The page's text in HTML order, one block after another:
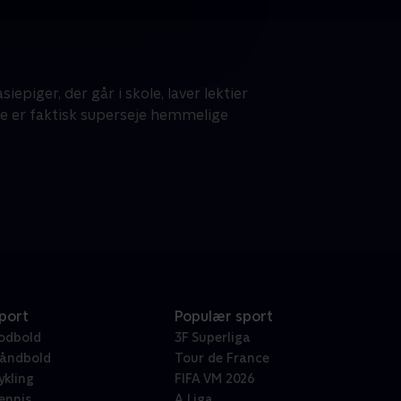
der går i skole, laver lektier
er faktisk superseje hemmelige
Populær sport
3F Superliga
Tour de France
FIFA VM 2026